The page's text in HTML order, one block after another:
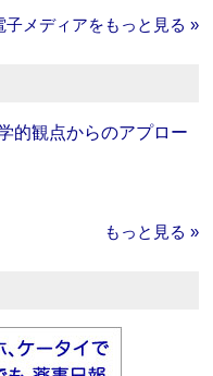
子メディアをもっと見る »
的観点からのアプロー
もっと見る »